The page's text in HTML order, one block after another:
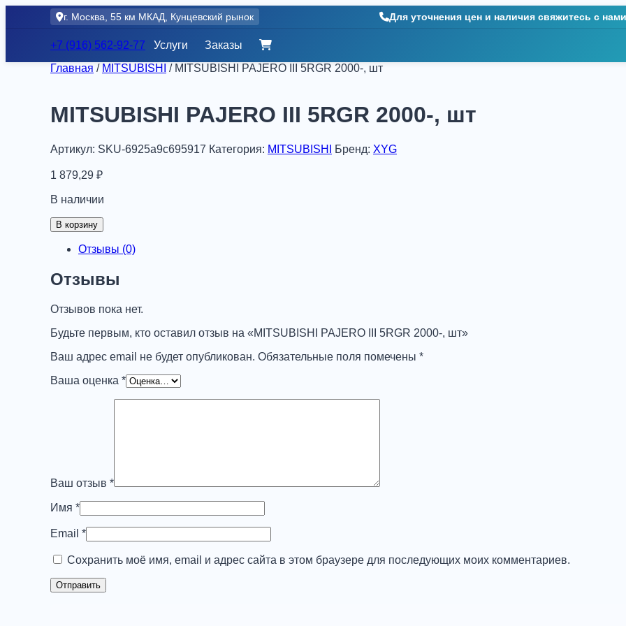
г. Москва, 55 км МКАД, Кунцевский рынок Для уточнения цен и наличия свяжитесь с
+7 (916) 562-92-77 Услуги
Заказы
Главная / MITSUBISHI / MITSUBISHI PAJERO III 5RGR 2000-, шт
MITSUBISHI PAJERO III 5RGR 2000-, шт
Артикул: SKU-6925a9c695917 Категория: MITSUBISHI Бренд: XYG
1 879,29 ₽
В наличии
Количество
товара
MITSUBISHI
III
5RGR
шт
В корзину
Отзывы (0)
Отзывы
Отзывов пока нет.
Будьте первым, кто оставил отзыв на «MITSUBISHI PAJERO III 5RGR 2000-, шт»
Ваш адрес email не будет опубликован. Обязательные поля помечены *
Ваша оценка *
Ваш отзыв *
Имя *
Email *
Сохранить моё имя, email и адрес сайта в этом браузере для последующих моих комментариев.